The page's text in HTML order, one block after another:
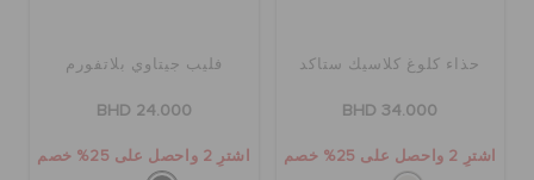
حذاء كلوغ كلاسيك ستاكد
BHD 34.000
اشترِ 2 واحصل على 25% خصم
فليب جيتاوي بلاتفورم
BHD 24.000
اشترِ 2 واحصل على 25% خصم